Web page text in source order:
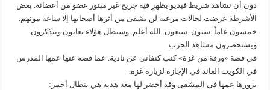
دون أن نشاهد شريط فيديو يظهر فيه جريح غير مبتور عضو من أعضائه. بعض
الأشرطة عرضت لحالات مرعبة لن يشفى من أثرها أصحابها إلا ساعة موتهم.
خمسون عاماً. ستون. سبعون. الله أعلم. وسيظل هؤلاء يعانون ويتذكرون
ويستحضرون مشاهد الحرب.
في قصة «ورقة من غزة» كتب كنفاني عن نادية. عما قصه عنها عمها المدرس
في الكويت العائد في الإجازة لزيارة غزة.
يزورها عمها في المشفى وقد أحضر لها معه هدية هي بنطال أحمر: